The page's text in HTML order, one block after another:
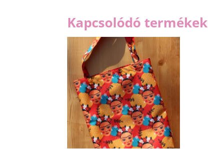
Kapcsolódó termékek